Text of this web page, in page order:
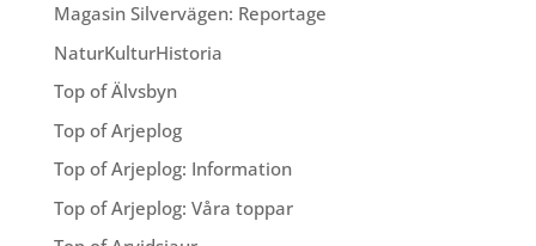
Magasin Silvervägen: Reportage
NaturKulturHistoria
Top of Älvsbyn
Top of Arjeplog
Top of Arjeplog: Information
Top of Arjeplog: Våra toppar